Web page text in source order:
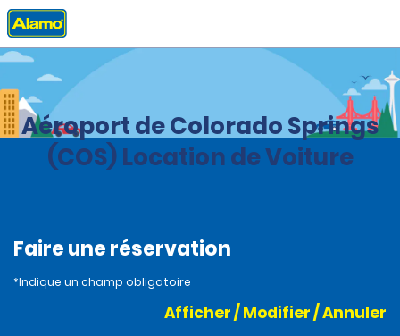
Accueil Agences Colorado
Aéroport de Colorado Springs
(COS) Location de Voiture
Faire une réservation
*Indique un champ obligatoire
Afficher / Modifier / Annuler